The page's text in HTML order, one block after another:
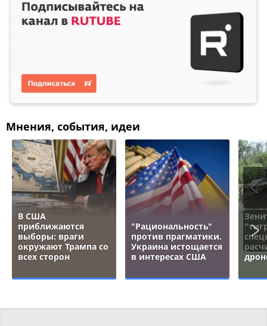
Мнения, события, идеи
В США
приближаются
выборы: враги
окружают Трампа со
всех сторон
"Рациональность"
против прагматики.
Украина истощается
в интересах США